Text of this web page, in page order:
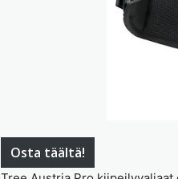
Osta täältä!